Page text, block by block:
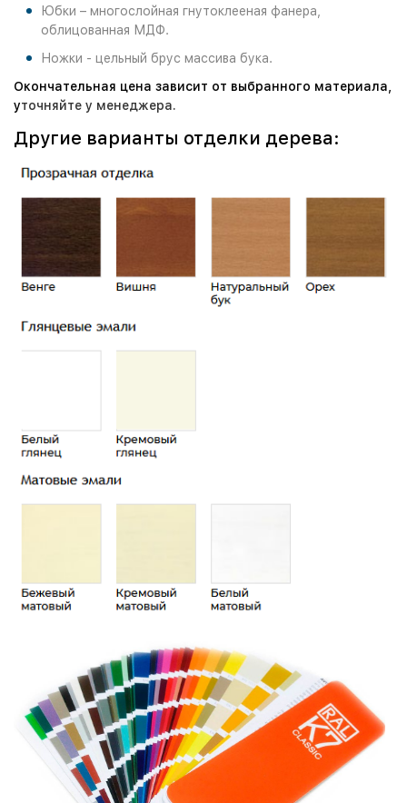
Юбки – многослойная гнутоклееная фанера,
облицованная МДФ.
Ножки - цельный брус массива бука.
Окончательная цена зависит от выбранного материала,
уточняйте у менеджера.
Другие варианты отделки дерева: